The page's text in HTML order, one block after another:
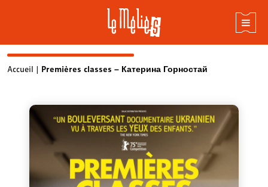
SkipAccueil | Premières classes – Катерина Горностай